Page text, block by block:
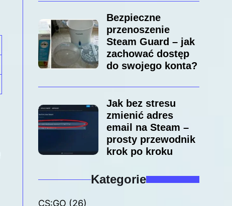
Bezpieczne
przenoszenie
Steam Guard – jak
zachować dostęp
do swojego konta?
Jak bez stresu
zmienić adres
email na Steam –
prosty przewodnik
krok po kroku
Kategorie
CS:GO (26)